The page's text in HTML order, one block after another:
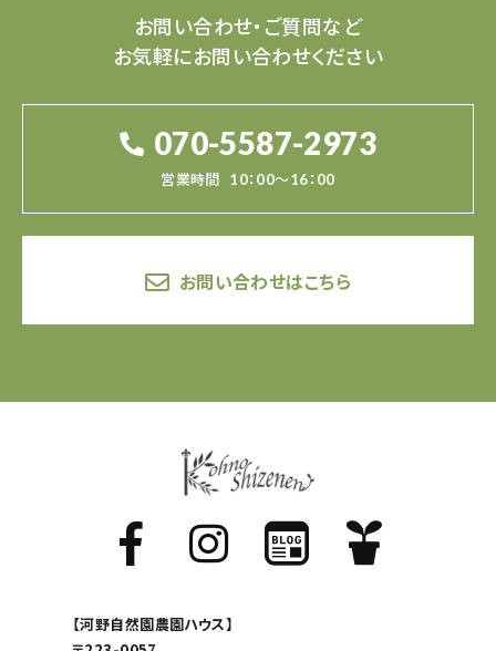
お問い合わせ・ご質問など
お気軽にお問い合わせください
070-5587-2973
営業時間 10：00～16：00
お問い合わせはこちら
【河野自然園農園ハウス】